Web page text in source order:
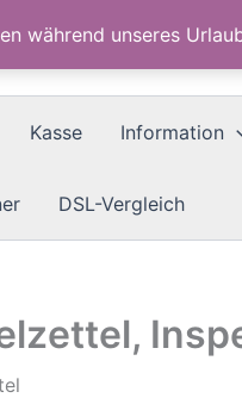
während unseres
Kasse Information
DSL-Vergleich